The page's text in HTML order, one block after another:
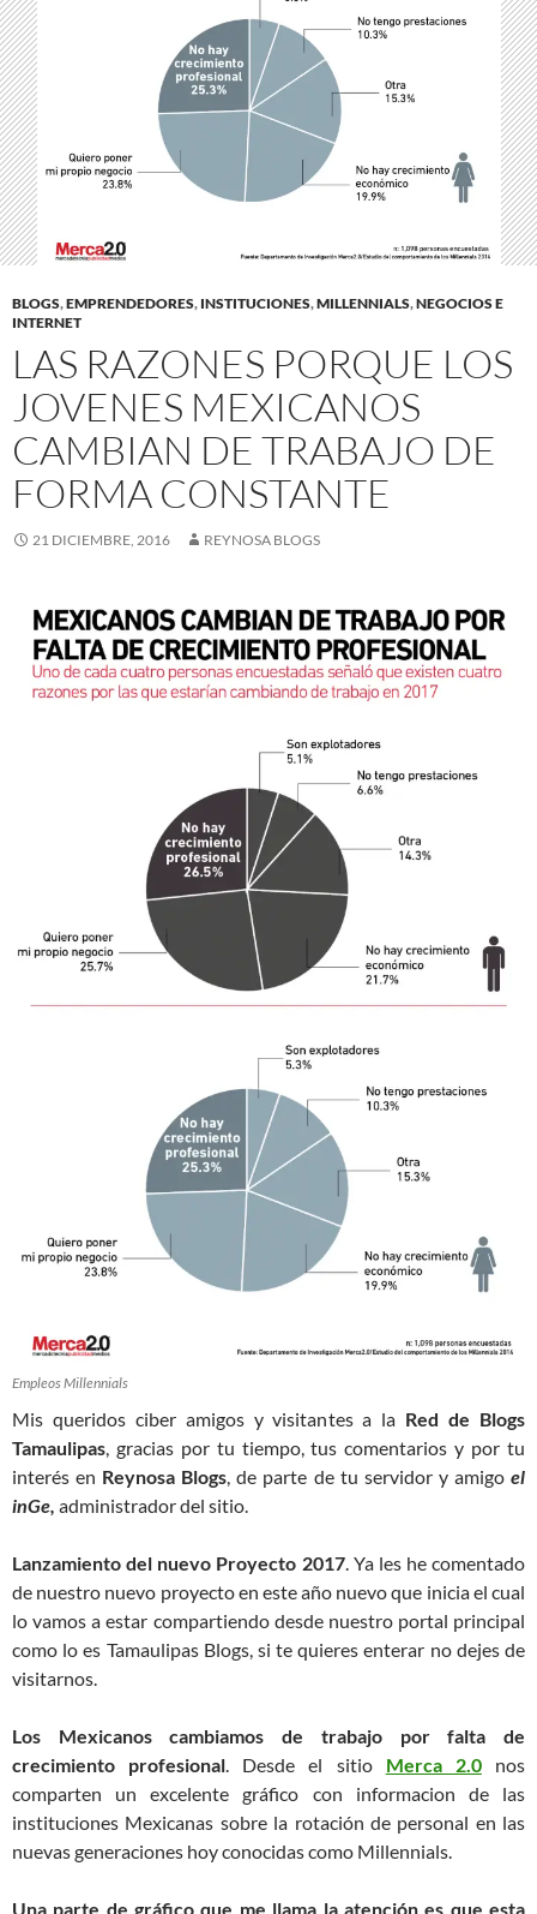
BLOGS,EMPRENDEDORES, INSTITUCIONES,MILLENNIALS,NEGOCIOS E
INTERNET
LAS RAZONES PORQUE LOS
JOVENES MEXICANOS
CAMBIAN DE TRABAJO DE
FORMA CONSTANTE
21 DICIEMBRE, 2016 REYNOSA BLOGS
Empleos Millennials
Mis queridos ciber amigos y visitantes a la Red de Blogs
Tamaulipas , gracias por tu tiempo, tus comentarios y por tu
interés en Reynosa Blogs , de parte de tu servidor y amigoel
inGe, administrador del sitio.
Lanzamiento del nuevo Proyecto 2017. Ya les he comentado
de nuestro nuevo proyecto en este año nuevo que inicia el cual
lo vamos a estar compartiendo desde nuestro portal principal
como lo es Tamaulipas Blogs, si te quieres enterar no dejes de
visitarnos.
Los Mexicanos cambiamos de trabajo por falta de
crecimiento profesional . Desde el sitio Merca 2.0nos
comparten un excelente gráfico con informacion de las
instituciones Mexicanas sobre la rotación de personal en las
nuevas generaciones hoy conocidas como Millennials.
Una parte de gráfico que me llama la atención es que esta